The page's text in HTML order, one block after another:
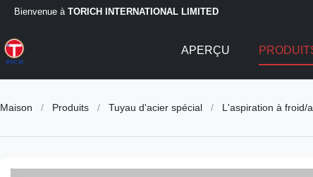
Bienvenue à TORICH INTERNATIONAL LIMITED
APERÇU
Maison / Produits / Tuyau d'acier spécial / L'aspiration à froid/